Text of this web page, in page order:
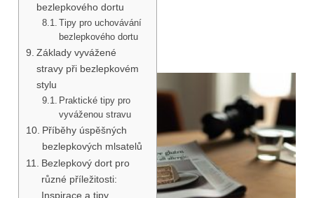
bezlepkového dortu
Tipy pro uchovávání
bezlepkového dortu
Základy vyvážené
stravy při bezlepkovém
stylu
Praktické tipy pro
vyváženou stravu
Příběhy úspěšných
bezlepkových mlsatelů
Bezlepkový dort pro
různé příležitosti:
Inspirace a tipy